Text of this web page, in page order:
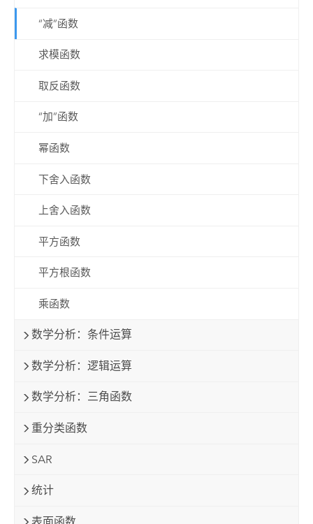
“减”函数
求模函数
取反函数
“加”函数
幂函数
下舍入函数
上舍入函数
平方函数
平方根函数
乘函数
数学分析：条件运算
数学分析：逻辑运算
数学分析：三角函数
重分类函数
SAR
统计